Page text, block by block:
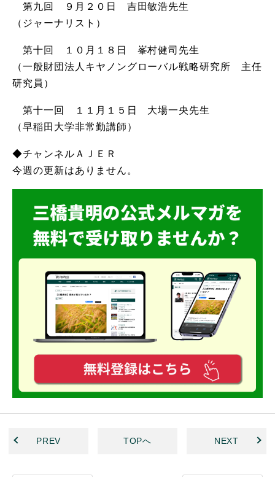
第九回 ９月２０日 吉田敏浩先生
（ジャーナリスト）
第十回 １０月１８日 峯村健司先生
（一般財団法人キヤノングローバル戦略研究所 主任
研究員）
第十一回 １１月１５日 大場一央先生
（早稲田大学非常勤講師）
◆チャンネルＡＪＥＲ
今週の更新はありません。
PREV TOPへ NEXT